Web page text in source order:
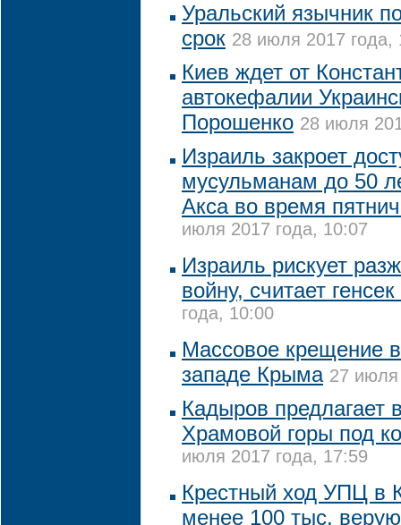
Уральский язычник
срок 28 июля 2017 года,
Киев ждет от
автокефалии
Порошенко 28 июля
Израиль закроет
мусульманам до 50
Акса во время
июля 2017 года, 10:07
Израиль рискует
войну, считает
года, 10:00
Массовое крещение
западе Крыма 27 июля
Кадыров предлагает
Храмовой горы под
июля 2017 года, 17:59
Крестный ход УПЦ в
менее 100 тыс.